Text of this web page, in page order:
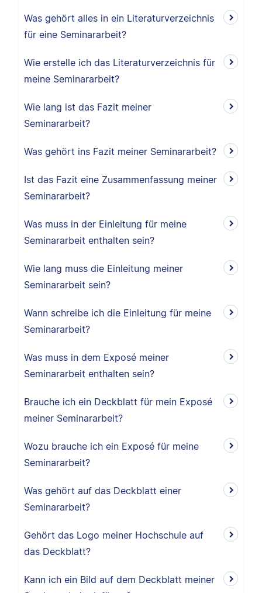
Was gehört alles in ein Literaturverzeichnis
für eine Seminararbeit?
Wie erstelle ich das Literaturverzeichnis für
meine Seminararbeit?
Wie lang ist das Fazit meiner
Seminararbeit?
Was gehört ins Fazit meiner Seminararbeit?
Ist das Fazit eine Zusammenfassung meiner
Seminararbeit?
Was muss in der Einleitung für meine
Seminararbeit enthalten sein?
Wie lang muss die Einleitung meiner
Seminararbeit sein?
Wann schreibe ich die Einleitung für meine
Seminararbeit?
Was muss in dem Exposé meiner
Seminararbeit enthalten sein?
Brauche ich ein Deckblatt für mein Exposé
meiner Seminararbeit?
Wozu brauche ich ein Exposé für meine
Seminararbeit?
Was gehört auf das Deckblatt einer
Seminararbeit?
Gehört das Logo meiner Hochschule auf
das Deckblatt?
Kann ich ein Bild auf dem Deckblatt meiner